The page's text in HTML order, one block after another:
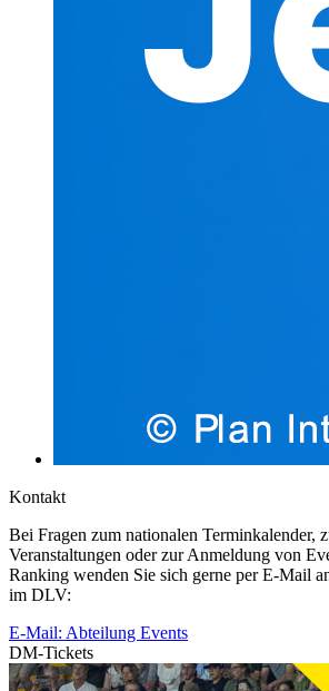
Kontakt
Bei Fragen zum nationalen Terminkalender,
Veranstaltungen oder zur Anmeldung von
Ranking wenden Sie sich gerne per E-Mail
im DLV:
E-Mail: Abteilung Events
DM-Tickets